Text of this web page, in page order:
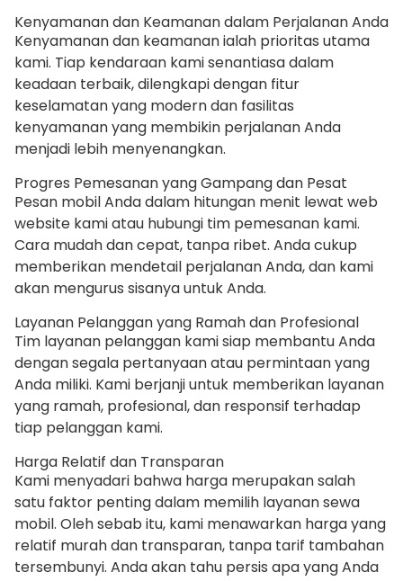
Kenyamanan dan Keamanan dalam Perjalanan Anda
Kenyamanan dan keamanan ialah prioritas utama
kami. Tiap kendaraan kami senantiasa dalam
keadaan terbaik, dilengkapi dengan fitur
keselamatan yang modern dan fasilitas
kenyamanan yang membikin perjalanan Anda
menjadi lebih menyenangkan.
Progres Pemesanan yang Gampang dan Pesat
Pesan mobil Anda dalam hitungan menit lewat web
website kami atau hubungi tim pemesanan kami.
Cara mudah dan cepat, tanpa ribet. Anda cukup
memberikan mendetail perjalanan Anda, dan kami
akan mengurus sisanya untuk Anda.
Layanan Pelanggan yang Ramah dan Profesional
Tim layanan pelanggan kami siap membantu Anda
dengan segala pertanyaan atau permintaan yang
Anda miliki. Kami berjanji untuk memberikan layanan
yang ramah, profesional, dan responsif terhadap
tiap pelanggan kami.
Harga Relatif dan Transparan
Kami menyadari bahwa harga merupakan salah
satu faktor penting dalam memilih layanan sewa
mobil. Oleh sebab itu, kami menawarkan harga yang
relatif murah dan transparan, tanpa tarif tambahan
tersembunyi. Anda akan tahu persis apa yang Anda